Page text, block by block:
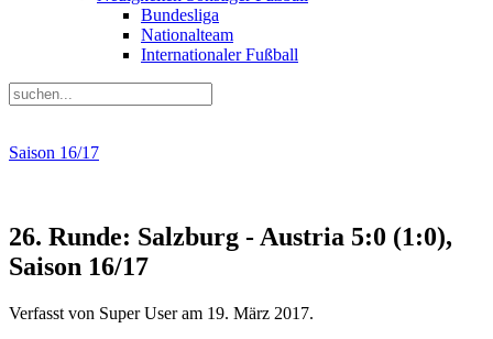
Bundesliga
Nationalteam
Internationaler Fußball
Saison 16/17
26. Runde: Salzburg - Austria 5:0 (1:0),
Saison 16/17
Verfasst von Super User am 19. März 2017.